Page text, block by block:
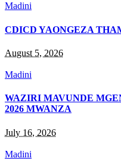
Madini
CDICD YAONGEZA
August 5, 2026
Madini
WAZIRI MAVUNDE
2026 MWANZA
July 16, 2026
Madini